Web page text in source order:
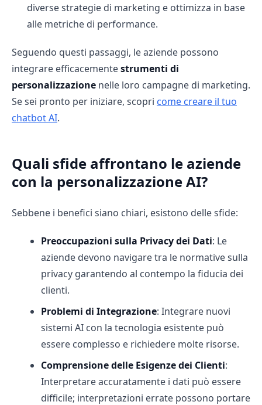
diverse strategie di marketing e ottimizza in base
alle metriche di performance.
Seguendo questi passaggi, le aziende possono
integrare efficacementestrumenti di
personalizzazione nelle loro campagne di marketing.
Se sei pronto per iniziare, scopri come creare il tuo
chatbot AI.
Quali sfide affrontano le aziende
con la personalizzazione AI?
Sebbene i benefici siano chiari, esistono delle sfide:
Preoccupazioni sulla Privacy dei Dati: Le
aziende devono navigare tra le normative sulla
privacy garantendo al contempo la fiducia dei
clienti.
Problemi di Integrazione: Integrare nuovi
sistemi AI con la tecnologia esistente può
essere complesso e richiedere molte risorse.
Comprensione delle Esigenze dei Clienti:
Interpretare accuratamente i dati può essere
difficile; interpretazioni errate possono portare